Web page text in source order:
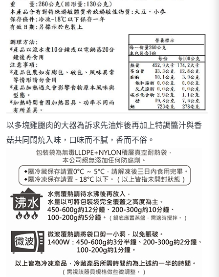
以多塊雞腿肉的大器為訴求先油炸後再加上特調醬汁與香
菇共同悶燒入味，口味而不膩，香而不俗。